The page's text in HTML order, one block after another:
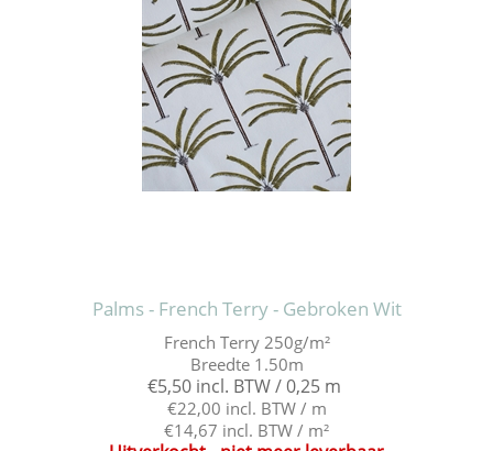
Palms - French Terry - Gebroken Wit
French Terry 250g/m²
Breedte 1.50m
€5,50 incl. BTW / 0,25 m
€22,00 incl. BTW / m
€14,67 incl. BTW / m²